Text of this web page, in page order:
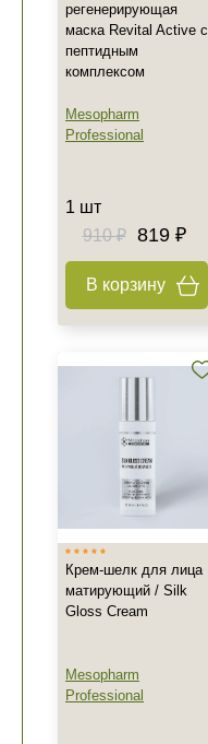
регенерирующая
маска Revital Active с
пептидным
комплексом
Mesopharm
Professional
1 шт
910 ₽
819 ₽
В корзину
Крем-шелк для лица
матирующий / Silk
Gloss Cream
Mesopharm
Professional